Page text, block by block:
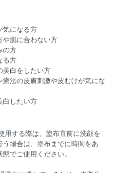
気になる方
や肌に合わない方
の方
る方
美白をしたい方
療法の皮膚刺激や皮むけが気にな
白したい方
用する際は、塗布直前に洗顔を
場合は、塗布までに時間をあ
でご使用ください。